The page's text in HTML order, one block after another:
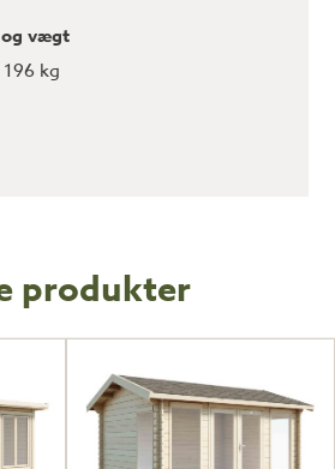
vægt
kg
produkter